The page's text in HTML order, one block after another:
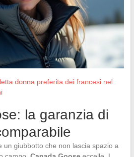
donna preferita dei francesi nel
la garanzia di
un giubbotto che non lascia spazio a